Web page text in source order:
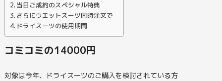
当日ご成約のスペシャル特典
さらにウエットスーツ同時注文で
ドライスーツの使用期間
コミコミの14000円
対象は今年、ドライスーツのご購入を検討されている方